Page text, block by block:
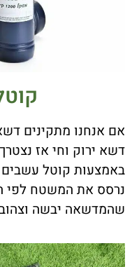
אם אנחנו מתקינים
דשא ירוק וחי אז
באמצעות קוטל
נרסס את המשטח לפי
שהמדשאה יבשה